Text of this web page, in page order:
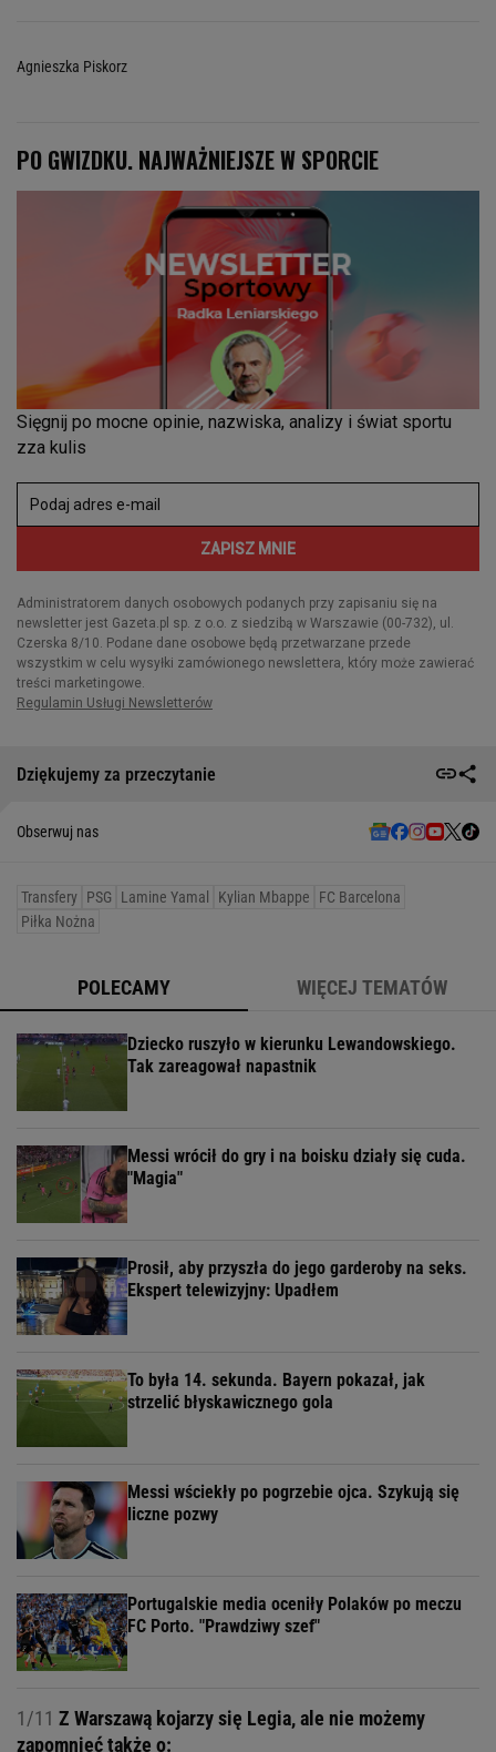
Agnieszka Piskorz
Dziękujemy za przeczytanie
Obserwuj nas
Transfery PSG Lamine Yamal Kylian Mbappe
FC Barcelona
Piłka Nożna
POLECAMY WIĘCEJ TEMATÓW
Dziecko ruszyło w kierunku Lewandowskiego.
Tak zareagował napastnik
Messi wrócił do gry i na boisku działy się cuda.
"Magia"
Prosił, aby przyszła do jego garderoby na seks.
Ekspert telewizyjny: Upadłem
To była 14. sekunda. Bayern pokazał, jak
strzelić błyskawicznego gola
Messi wściekły po pogrzebie ojca. Szykują się
liczne pozwy
Portugalskie media oceniły Polaków po meczu
FC Porto. "Prawdziwy szef"
1/11 Z Warszawą kojarzy się Legia, ale nie możemy
zapomnieć także o: